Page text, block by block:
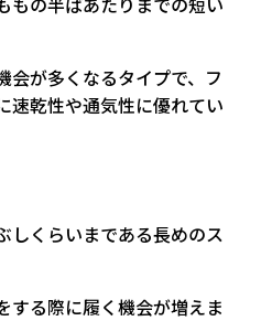
会が多くなるタイプで、フ
速乾性や通気性に優れてい
しくらいまである長めのス
する際に履く機会が増えま